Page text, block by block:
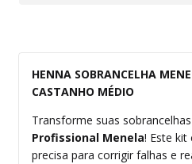
HENNA SOBRANCELHA
CASTANHO MÉDIO
Transforme suas
Profissional Menela! Este
precisa para corrigir falhas e